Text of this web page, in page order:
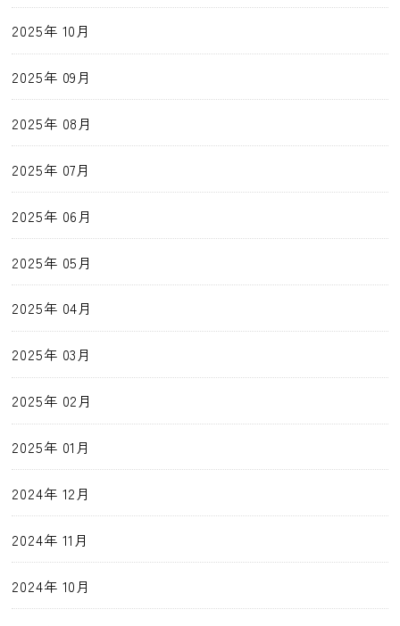
2025年 10月
2025年 09月
2025年 08月
2025年 07月
2025年 06月
2025年 05月
2025年 04月
2025年 03月
2025年 02月
2025年 01月
2024年 12月
2024年 11月
2024年 10月